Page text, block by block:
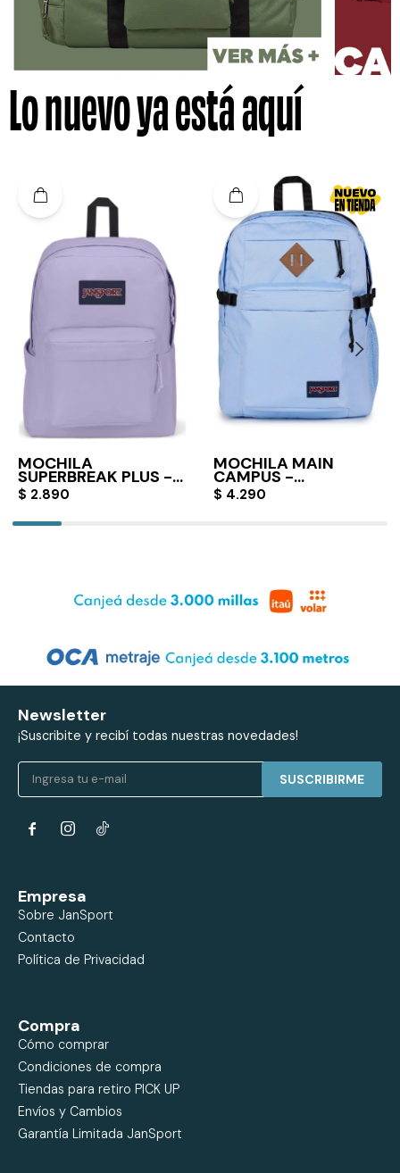
Lo nuevo ya está aquí
MOCHILA
SUPERBREAK PLUS -
PASTEL LILAC
$ 2.890
MOCHILA MAIN
CAMPUS -
HYDRANGEA
$ 4.290
Newsletter
¡Suscribite y recibí todas nuestras novedades!
SUSCRIBIRME
 
Empresa
Sobre JanSport
Contacto
Política de Privacidad
Compra
Cómo comprar
Condiciones de compra
Tiendas para retiro PICK UP
Envíos y Cambios
Garantía Limitada JanSport